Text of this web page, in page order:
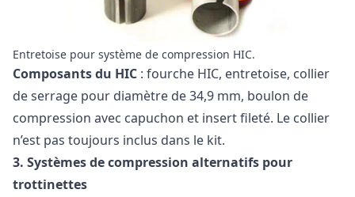
Entretoise pour système de compression HIC.
Composants du HIC : fourche HIC, entretoise, collier
de serrage pour diamètre de 34,9 mm, boulon de
compression avec capuchon et insert fileté. Le collier
n’est pas toujours inclus dans le kit.
3. Systèmes de compression alternatifs pour
trottinettes